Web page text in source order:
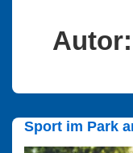
Autor:
Sport im Park